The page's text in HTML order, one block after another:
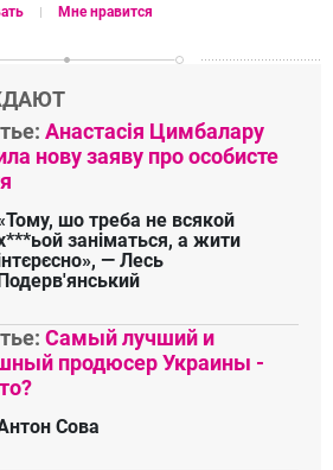
Мне нравится
Анастасія Цимбалару
нову заяву про особисте
шо треба не всякой
заніматься, а жити
— Лесь
Подерв'янський
Самый лучший и
продюсер Украины -
Сова